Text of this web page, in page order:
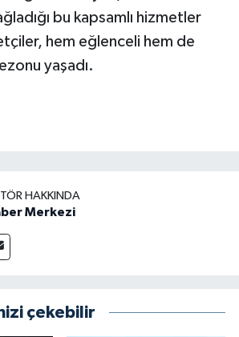
bu kapsamlı hizmetler
hem eğlenceli hem de
yaşadı.
HAKKINDA
Merkezi
çekebilir